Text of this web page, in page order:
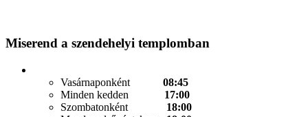
Miserend a szendehelyi templomban
Vasárnaponként
08:45
Minden kedden
17:00
Szombatonként
18:00